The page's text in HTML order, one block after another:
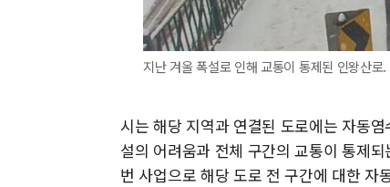
지난 겨울 폭설로 인해 교통이 통제된 인왕산로
시는 해당 지역과 연결된 도로에는 자동
설의 어려움과 전체 구간의 교통이 통제
번 사업으로 해당 도로 전 구간에 대한 자